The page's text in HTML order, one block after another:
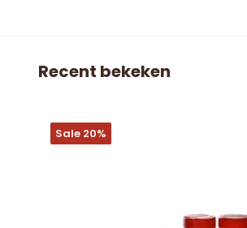
Recent bekeken
Sale 20%